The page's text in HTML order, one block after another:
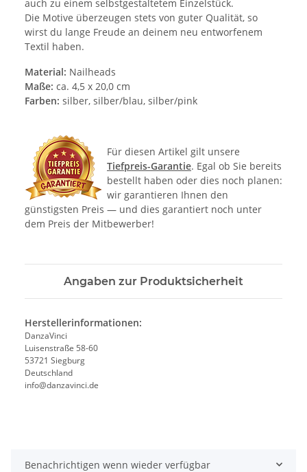
auch zu einem selbstgestaltetem Einzelstück.
Die Motive überzeugen stets von guter Qualität, so
wirst du lange Freude an deinem neu entworfenem
Textil haben.
Material: Nailheads
Maße: ca. 4,5 x 20,0 cm
Farben: silber, silber/blau, silber/pink
Für diesen Artikel gilt unsere
Tiefpreis-Garantie. Egal ob Sie bereits
bestellt haben oder dies noch planen:
wir garantieren Ihnen den
günstigsten Preis — und dies garantiert noch unter
dem Preis der Mitbewerber!
Angaben zur Produktsicherheit
Herstellerinformationen:
DanzaVinci
Luisenstraße 58-60
53721 Siegburg
Deutschland
info@danzavinci.de
Benachrichtigen wenn wieder verfügbar